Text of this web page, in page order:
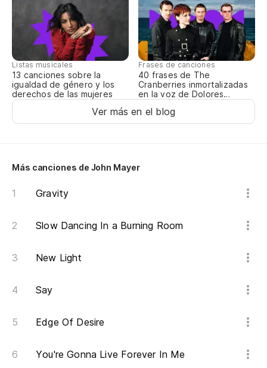
Listas musicales
13 canciones sobre la
igualdad de género y los
derechos de las mujeres
Frases de canciones
40 frases de The
Cranberries inmortalizadas
en la voz de Dolores
Ver más en el blog
Más canciones de John Mayer
Gravity
Slow Dancing In a Burning Room
New Light
Say
Edge Of Desire
You're Gonna Live Forever In Me